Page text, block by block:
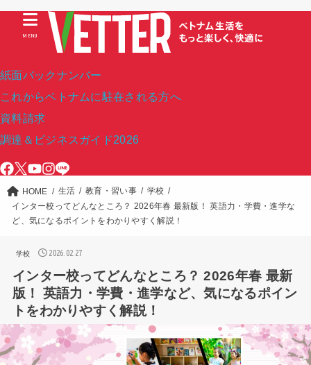
紙面バックナンバー
これからベトナムに駐在される方へ
資料請求
調達＆ビジネスガイド2026
MENU
HOME 生活 教育・習い事
学校
インター校ってどんなところ？ 2026年春 最新版！ 英語力・学費・進学な
ど、気になるポイントをわかりやすく解説！
学校 2026.02.27
インター校ってどんなところ？ 2026年春 最新
版！ 英語力・学費・進学など、気になるポイン
トをわかりやすく解説！